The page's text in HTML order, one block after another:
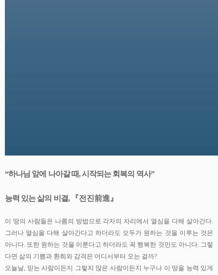
“하나님 앞에 나아갈 때,시작되는 회복의 역사”
능력 있는 삶의 비결, 『전진前進 』
이 땅의 사람들은 나름의 방법으로 각자의 자리에서 열심을 다해 살아간다
그러나 열심을 다해 살아간다고 하더라도 모두가 원하는 것을 이루는 것은
아니다 또한 원하는 것을 이룬다고 하더라도 꼭 행복한 것만도 아니다. 그렇
다면 삶의 기쁨과 환희와 감격은 어디서부터 오는 걸까?
오늘날 믿는 사람이든지 그렇지 않은 사람이든지 누구나 이 땅을 능력 있게